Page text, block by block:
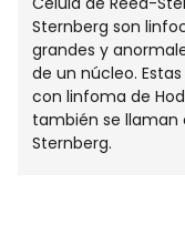
Sternberg son
grandes y
de un núcleo.
con linfoma de
también se llaman
Sternberg.